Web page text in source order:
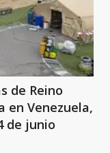
de Reino
en Venezuela,
de junio